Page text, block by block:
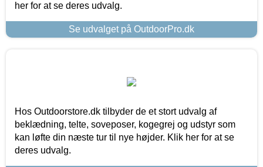
her for at se deres udvalg.
Se udvalget på OutdoorPro.dk
Hos Outdoorstore.dk tilbyder de et stort udvalg af
beklædning, telte, soveposer, kogegrej og udstyr som
kan løfte din næste tur til nye højder. Klik her for at se
deres udvalg.